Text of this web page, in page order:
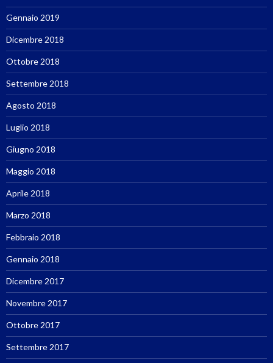
Gennaio 2019
Dicembre 2018
Ottobre 2018
Settembre 2018
Agosto 2018
Luglio 2018
Giugno 2018
Maggio 2018
Aprile 2018
Marzo 2018
Febbraio 2018
Gennaio 2018
Dicembre 2017
Novembre 2017
Ottobre 2017
Settembre 2017